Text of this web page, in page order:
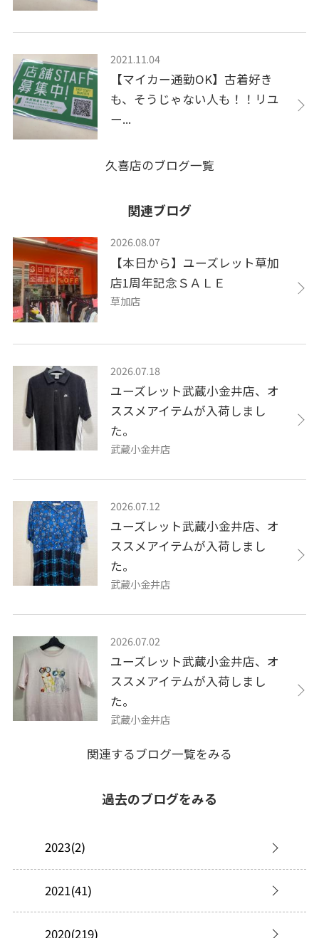
2021.11.04
【マイカー通勤OK】古着好き
も、そうじゃない人も！！リユ
ー...
久喜店のブログ一覧
関連ブログ
2026.08.07
【本日から】ユーズレット草加
店1周年記念ＳＡＬＥ
草加店
2026.07.18
ユーズレット武蔵小金井店、オ
ススメアイテムが入荷しまし
た。
武蔵小金井店
2026.07.12
ユーズレット武蔵小金井店、オ
ススメアイテムが入荷しまし
た。
武蔵小金井店
2026.07.02
ユーズレット武蔵小金井店、オ
ススメアイテムが入荷しまし
た。
武蔵小金井店
関連するブログ一覧をみる
過去のブログをみる
2023(2)
2021(41)
2020(219)